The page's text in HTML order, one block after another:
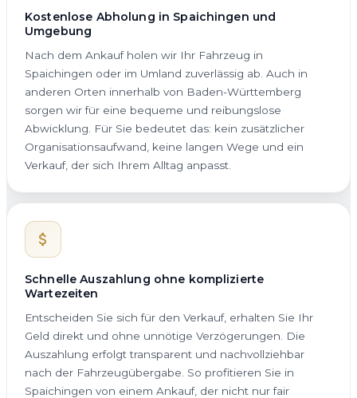
Kostenlose Abholung in Spaichingen und
Umgebung
Nach dem Ankauf holen wir Ihr Fahrzeug in
Spaichingen oder im Umland zuverlässig ab. Auch in
anderen Orten innerhalb von Baden-Württemberg
sorgen wir für eine bequeme und reibungslose
Abwicklung. Für Sie bedeutet das: kein zusätzlicher
Organisationsaufwand, keine langen Wege und ein
Verkauf, der sich Ihrem Alltag anpasst.
Schnelle Auszahlung ohne komplizierte
Wartezeiten
Entscheiden Sie sich für den Verkauf, erhalten Sie Ihr
Geld direkt und ohne unnötige Verzögerungen. Die
Auszahlung erfolgt transparent und nachvollziehbar
nach der Fahrzeugübergabe. So profitieren Sie in
Spaichingen von einem Ankauf, der nicht nur fair